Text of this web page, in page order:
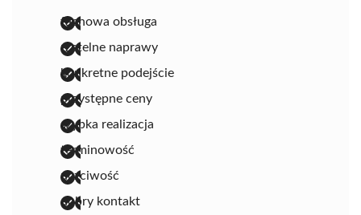
fachowa obsługa
rzetelne naprawy
konkretne podejście
przystępne ceny
szybka realizacja
terminowość
uczciwość
dobry kontakt